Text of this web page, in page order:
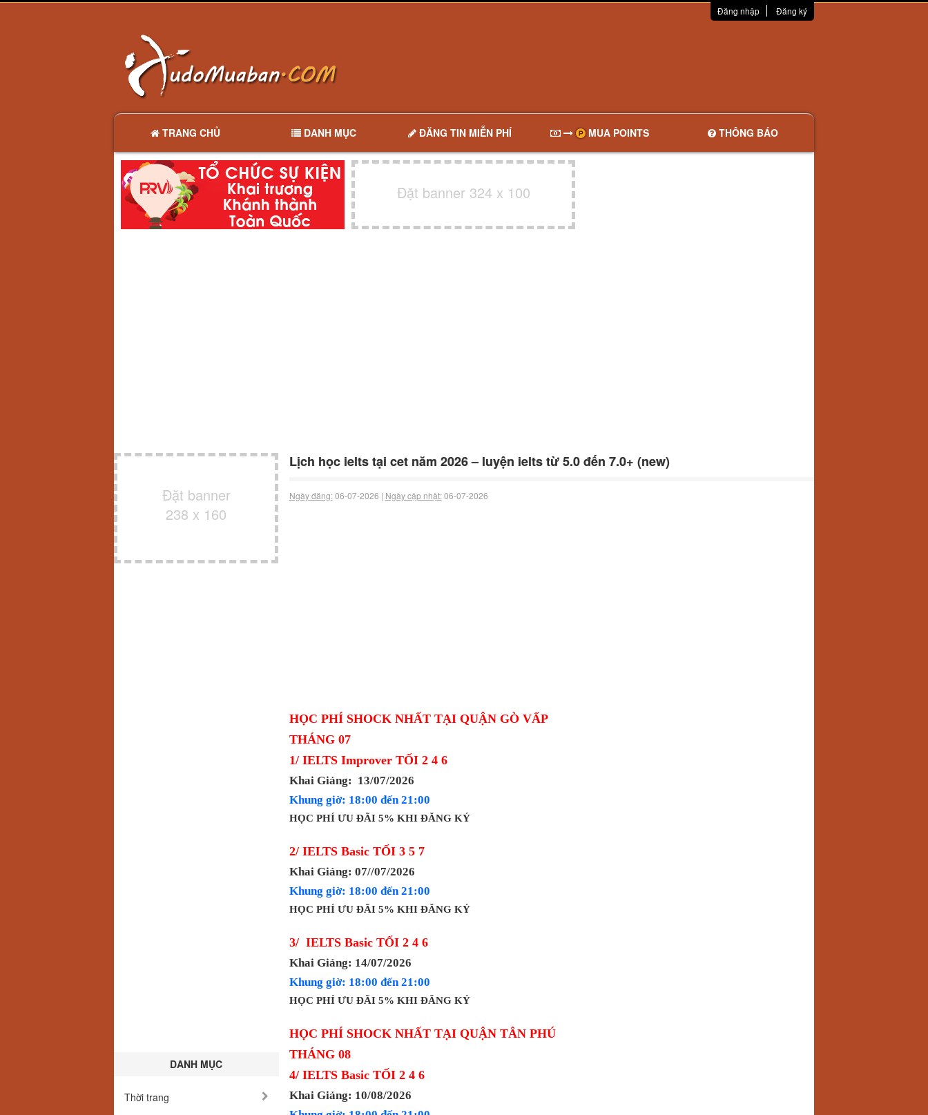
Đăng nhập Đăng ký
TRANG CHỦ DANH MỤC ĐĂNG TIN MIỄN PHÍ MUA POINTS THÔNG BÁO
Đặt banner 324 x 100
Đặt banner
238 x 160
DANH MỤC
Thời trang
Lịch học ielts tại cet năm 2026 – luyện ielts từ 5.0 đến 7.0+ (new)
Ngày đăng:06-07-2026 | Ngày cập nhật:06-07-2026
HỌC PHÍ SHOCK NHẤT TẠI QUẬN GÒ VẤP
THÁNG 07
1/ IELTS Improver TỐI 2 4 6
Khai Giảng: 13/07/2026
Khung giờ: 18:00 đến 21:00
HỌC PHÍ ƯU ĐÃI 5% KHI ĐĂNG KÝ
2/ IELTS Basic TỐI 3 5 7
Khai Giảng: 07//07/2026
Khung giờ: 18:00 đến 21:00
HỌC PHÍ ƯU ĐÃI 5% KHI ĐĂNG KÝ
3/ IELTS Basic TỐI 2 4 6
Khai Giảng: 14/07/2026
Khung giờ: 18:00 đến 21:00
HỌC PHÍ ƯU ĐÃI 5% KHI ĐĂNG KÝ
HỌC PHÍ SHOCK NHẤT TẠI QUẬN TÂN PHÚ
THÁNG 08
4/ IELTS Basic TỐI 2 4 6
Khai Giảng: 10/08/2026